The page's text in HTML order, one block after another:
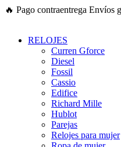
Ir
🔥 Pago contraentrega Envíos
RELOJES
Curren Gforce
Diesel
Fossil
Cassio
Edifice
Richard Mille
Hublot
Parejas
Relojes para mujer